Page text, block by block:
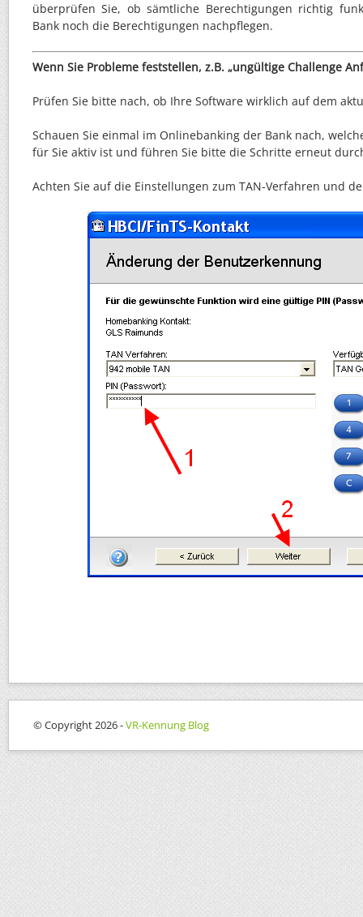
überprüfen Sie, ob sämtliche Berechtigungen richtig
Bank noch die Berechtigungen nachpflegen.
Wenn Sie Probleme feststellen, z.B. „ungültige Challenge
Prüfen Sie bitte nach, ob Ihre Software wirklich auf dem
Schauen Sie einmal im Onlinebanking der Bank nach,
für Sie aktiv ist und führen Sie bitte die Schritte erneut
Achten Sie auf die Einstellungen zum TAN-Verfahren und
© Copyright 2026 -VR-Kennung Blog